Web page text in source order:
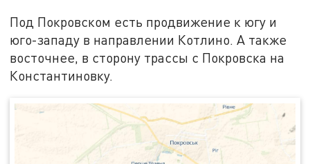
Под Покровском есть продвижение к югу и
юго-западу в направлении Котлино. А также
восточнее, в сторону трассы с Покровска на
Константиновку.